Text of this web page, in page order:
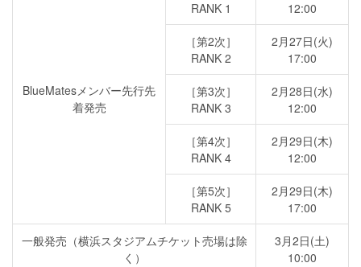
BlueMatesメンバー先行先
着発売
RANK 1 12:00
［第2次］
RANK 2
2月27日(火)
17:00
［第3次］
RANK 3
2月28日(水)
12:00
［第4次］
RANK 4
2月29日(木)
12:00
［第5次］
RANK 5
2月29日(木)
17:00
一般発売（横浜スタジアムチケット売場は除
く）
3月2日(土)
10:00